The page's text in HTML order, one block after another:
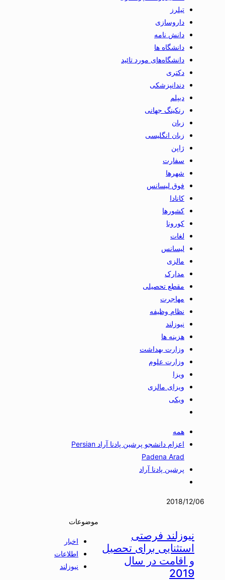
تیلرز
داروسازی
دانش نامه
دانشگاه ها
دانشگاه‌های مورد تائید
دکتری
دندانپزشکی
دیپلم
رنکینگ جهانی
زبان
زبان انگلیسی
ژاپن
سفارت
شهرها
فوق لیسانس
کانادا
کشورها
کورونا
لغات
لیسانس
مالزی
مدارک
مقطع تحصیلی
مهاجرت
نظام وظیفه
نیوزلند
هزینه ها
وزارت بهداشت
وزارت علوم
ویزا
ویزای مالزی
ویکی
همه
اعزام دانشجو پرشین پادنا آراد Persian
Padena Arad
پرشین پادنا آراد
2018/12/06
موضوعات
اخبار
اطلاعات
نیوزلند
نیوزلند فرصتی
استثنایی برای تحصیل
و اقامت در سال
2019